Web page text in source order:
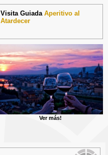
Visita GuiadaAperitivo al
Atardecer
Ver más!